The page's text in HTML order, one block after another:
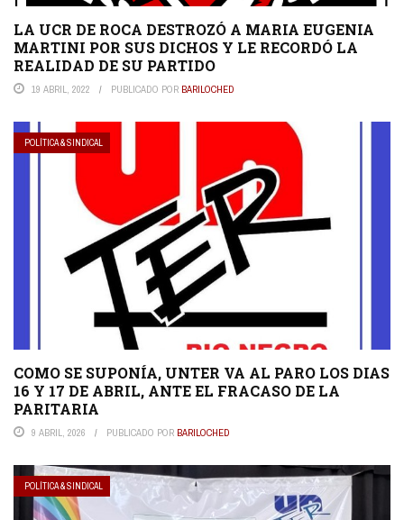
LA UCR DE ROCA DESTROZÓ A MARIA EUGENIA
MARTINI POR SUS DICHOS Y LE RECORDÓ LA
REALIDAD DE SU PARTIDO
19 ABRIL, 2022 PUBLICADO POR BARILOCHED
POLÍTICA & SINDICAL
COMO SE SUPONÍA, UNTER VA AL PARO LOS DIAS
16 Y 17 DE ABRIL, ANTE EL FRACASO DE LA
PARITARIA
9 ABRIL, 2026 PUBLICADO POR BARILOCHED
POLÍTICA & SINDICAL